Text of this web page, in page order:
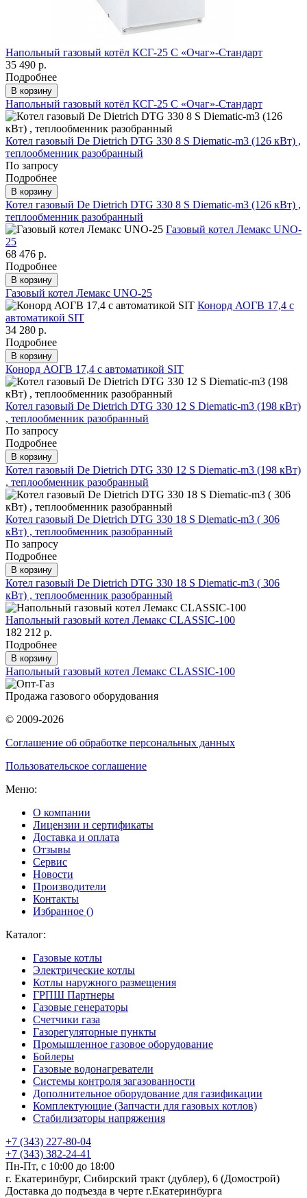
Напольный газовый котёл КСГ-25 С «Очаг»-Стандарт
35 490 р.
Подробнее
В корзину
Напольный газовый котёл КСГ-25 С «Очаг»-Стандарт
Котел газовый De Dietrich DTG 330 8 S Diematic-m3 (126 кВт) ,
теплообменник разобранный
По запросу
Подробнее
В корзину
Котел газовый De Dietrich DTG 330 8 S Diematic-m3 (126 кВт) ,
теплообменник разобранный
Газовый котел Лемакс UNO-
25
68 476 р.
Подробнее
В корзину
Газовый котел Лемакс UNO-25
Конорд АОГВ 17,4 с
автоматикой SIT
34 280 р.
Подробнее
В корзину
Конорд АОГВ 17,4 с автоматикой SIT
Котел газовый De Dietrich DTG 330 12 S Diematic-m3 (198 кВт)
, теплообменник разобранный
По запросу
Подробнее
В корзину
Котел газовый De Dietrich DTG 330 12 S Diematic-m3 (198 кВт)
, теплообменник разобранный
Котел газовый De Dietrich DTG 330 18 S Diematic-m3 ( 306
кВт) , теплообменник разобранный
По запросу
Подробнее
В корзину
Котел газовый De Dietrich DTG 330 18 S Diematic-m3 ( 306
кВт) , теплообменник разобранный
Напольный газовый котел Лемакс CLASSIC-100
182 212 р.
Подробнее
В корзину
Напольный газовый котел Лемакс CLASSIC-100
Продажа газового оборудования
© 2009-2026
Соглашение об обработке персональных данных
Пользовательское соглашение
Меню:
О компании
Лицензии и сертификаты
Доставка и оплата
Отзывы
Сервис
Новости
Производители
Контакты
Избранное ()
Каталог:
Газовые котлы
Электрические котлы
Котлы наружного размещения
ГРПШ Партнеры
Газовые генераторы
Счетчики газа
Газорегуляторные пункты
Промышленное газовое оборудование
Бойлеры
Газовые водонагреватели
Системы контроля загазованности
Дополнительное оборудование для газификации
Комплектующие (Запчасти для газовых котлов)
Стабилизаторы напряжения
+7 (343) 227-80-04
+7 (343) 382-24-41
Пн-Пт, с 10:00 до 18:00
г. Екатеринбург, Сибирский тракт (дублер), 6 (Домострой)
Доставка до подъезда в черте г.Екатеринбурга